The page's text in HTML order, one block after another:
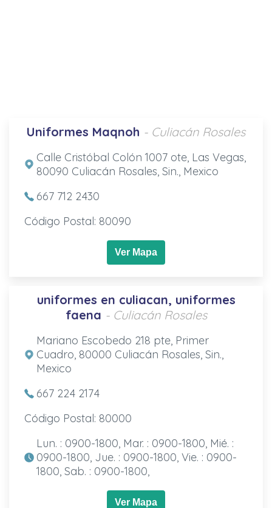
Uniformes Maqnoh - Culiacán Rosales
Calle Cristóbal Colón 1007 ote, Las Vegas,
80090 Culiacán Rosales, Sin., Mexico
667 712 2430
Código Postal: 80090
Ver Mapa
uniformes en culiacan, uniformes
faena - Culiacán Rosales
Mariano Escobedo 218 pte, Primer
Cuadro, 80000 Culiacán Rosales, Sin.,
Mexico
667 224 2174
Código Postal: 80000
Lun. : 0900-1800, Mar. : 0900-1800, Mié. :
0900-1800, Jue. : 0900-1800, Vie. : 0900-
1800, Sab. : 0900-1800,
Ver Mapa